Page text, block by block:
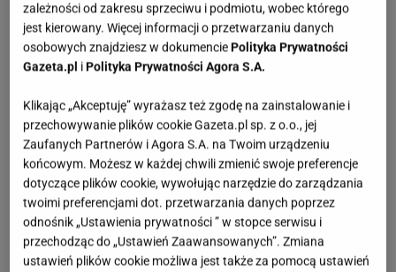
1 szklanka cukru,
1 zapach waniliowy lub cukier waniliowy,
2 szklanki mąki pszennej,
1 łyżeczka proszku do pieczenia.
Zobacz wideo
Ciasto ze śliwkami na oleju. Przygotowanie:
zależności od zakresu sprzeciwu i podmiotu, wobec którego
jest kierowany. Więcej informacji o przetwarzaniu danych
osobowych znajdziesz w dokumenciePolityka Prywatności
Gazeta.pl iPolityka Prywatności Agora S.A.
Klikając „Akceptuję” wyrażasz też zgodę na zainstalowanie i
przechowywanie plików cookie Gazeta.pl sp. z o.o., jej
Zaufanych Partnerów i Agora S.A. na Twoim urządzeniu
końcowym. Możesz w każdej chwili zmienić swoje preferencje
dotyczące plików cookie, wywołując narzędzie do zarządzania
twoimi preferencjami dot. przetwarzania danych poprzez
odnośnik „Ustawienia prywatności ” w stopce serwisu i
przechodząc do „Ustawień Zaawansowanych”. Zmiana
ustawień plików cookie możliwa jest także za pomocą ustawień